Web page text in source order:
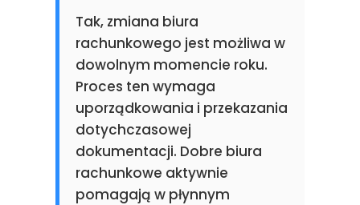
Tak, zmiana biura
rachunkowego jest możliwa w
dowolnym momencie roku.
Proces ten wymaga
uporządkowania i przekazania
dotychczasowej
dokumentacji. Dobre biura
rachunkowe aktywnie
pomagają w płynnym